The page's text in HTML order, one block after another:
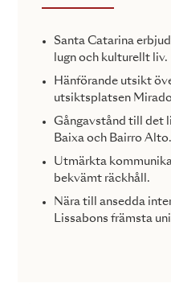
Santa Catarina
lugn och kulturellt liv.
Hänförande utsikt
utsiktsplatsen
Gångavstånd till det
Baixa och Bairro Alto.
Utmärkta
bekvämt räckhåll.
Nära till ansedda
Lissabons främsta